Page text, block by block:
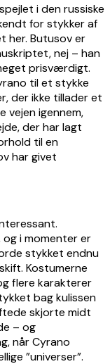
i den russiske
for stykker af
her. Butusov er
nej – han
prisværdigt.
til et stykke
der ikke tillader et
vejen igennem,
der har lagt
til en
har givet
og i momenter er
stykket endnu
Kostumerne
flere karakterer
bag kulissen
skjorte midt
– og
når Cyrano
”universer”.